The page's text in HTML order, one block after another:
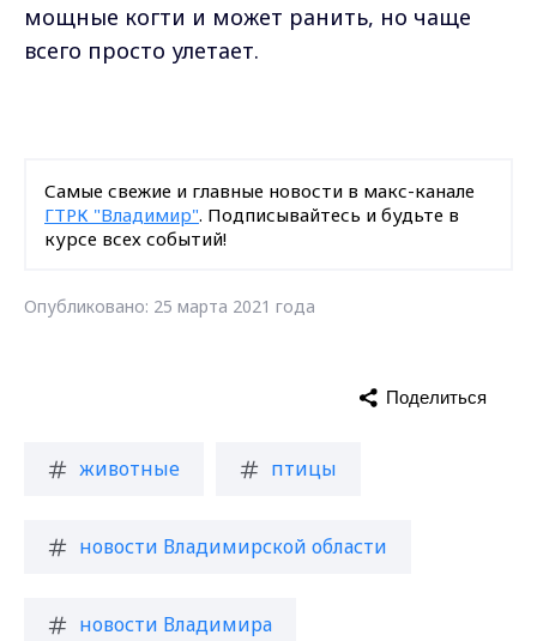
мощные когти и может ранить, но чаще
всего просто улетает.
Самые свежие и главные новости в макс-канале
ГТРК "Владимир". Подписывайтесь и будьте в
курсе всех событий!
Опубликовано: 25 марта 2021 года
животные птицы
новости Владимирской области
новости Владимира
Поделиться